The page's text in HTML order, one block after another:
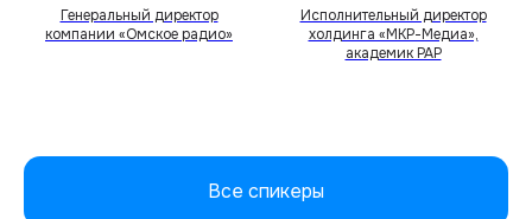
Генеральный директор
компании «Омское радио»
Исполнительный директор
холдинга «МКР-Медиа»,
академик РАР
Все спикеры